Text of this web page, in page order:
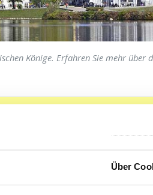
Über
Könige. Erfahren Sie mehr über